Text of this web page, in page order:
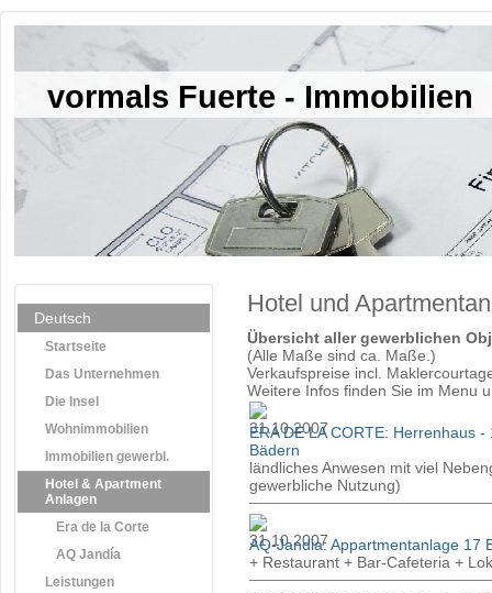
vormals Fuerte - Immobilien
Deutsch
Startseite
Das Unternehmen
Die Insel
Wohnimmobilien
Immobilien gewerbl.
Hotel & Apartment
Anlagen
Era de la Corte
AQ Jandía
Leistungen
Hotel und
Übersicht aller gewerblichen
(Alle Maße sind ca. Maße.)
Verkaufspreise incl.
Weitere Infos finden Sie im Menu
ERA DE LA CORTE: Herrenhaus
Bädern
ländliches Anwesen mit viel
gewerbliche Nutzung)
AQ-Jandia: Appartmentanlage 17
+ Restaurant + Bar-Cafeteria +